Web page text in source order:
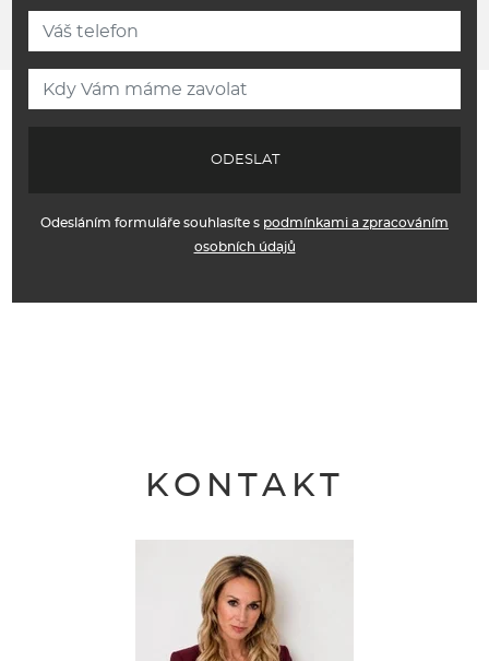
ODESLAT
Odesláním formuláře souhlasíte s podmínkami a zpracováním
osobních údajů
KONTAKT